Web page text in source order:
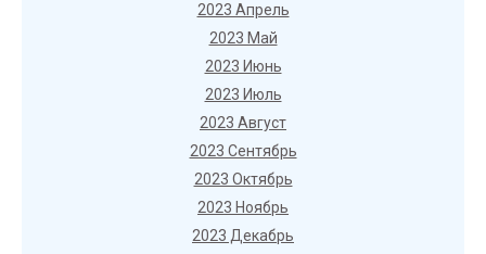
2023 Апрель
2023 Май
2023 Июнь
2023 Июль
2023 Август
2023 Сентябрь
2023 Октябрь
2023 Ноябрь
2023 Декабрь